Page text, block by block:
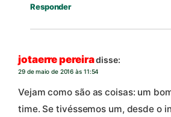
Responder
jotaerre pereiradisse:
29 de maio de 2016 às 11:54
Vejam como são as coisas: um
time. Se tivéssemos um, desde o